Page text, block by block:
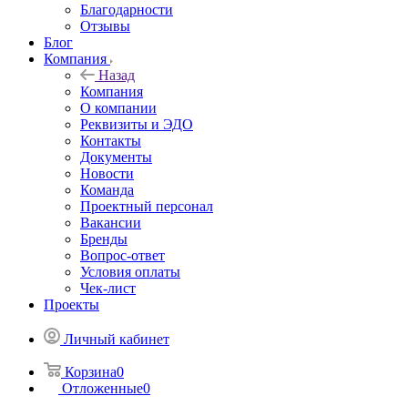
Благодарности
Отзывы
Блог
Компания
Назад
Компания
О компании
Реквизиты и ЭДО
Контакты
Документы
Новости
Команда
Проектный персонал
Вакансии
Бренды
Вопрос-ответ
Условия оплаты
Чек-лист
Проекты
Личный кабинет
Корзина0
Отложенные0